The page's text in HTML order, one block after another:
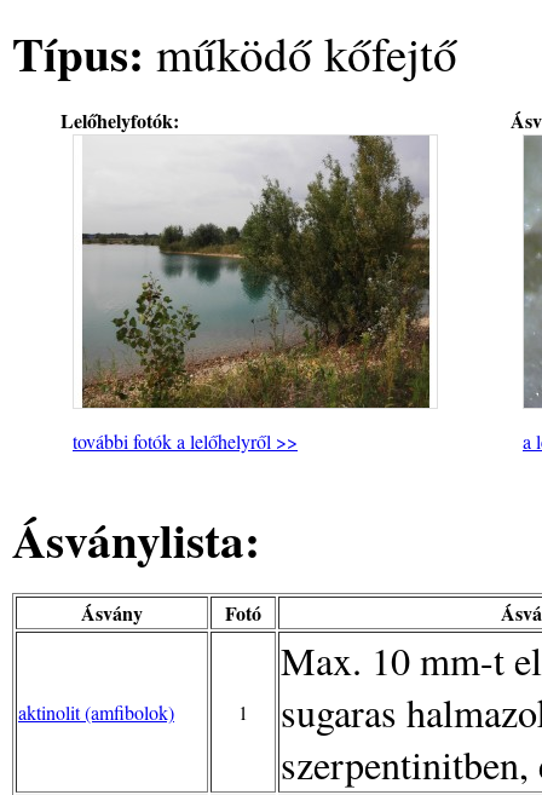
Típus: működő kőfejtő
Lelőhelyfotók:
további fotók a lelőhelyről >> a
Ásványlista:
Ásvány Fotó
aktinolit (amfibolok) 1
Max. 10 mm-t
sugaras